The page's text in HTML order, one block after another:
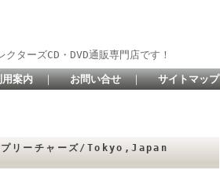
ターズCD・DVD通販専門店です！
案内 ｜ お問い合せ ｜ サイトマップ
リーチャーズ/Tokyo,Japan